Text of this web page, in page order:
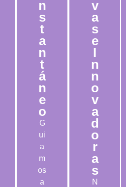
n
s
t
a
n
t
á
n
e
o
G
ui
a
m
os
a
v
a
s
e
I
n
n
o
v
a
d
o
r
a
s
N